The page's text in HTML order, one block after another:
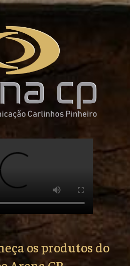
os produtos do